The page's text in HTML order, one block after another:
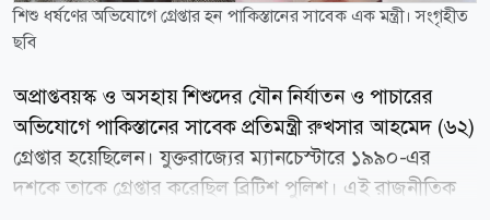
শিশু ধর্ষণের অভিযোগে গ্রেপ্তার হন পাকিস্তানের সাবেক এক মন্ত্রী। সংগৃহীত
ছবি
অপ্রাপ্তবয়স্ক ও অসহায় শিশুদের যৌন নির্যাতন ও পাচারের
অভিযোগে পাকিস্তানের সাবেক প্রতিমন্ত্রী রুখসার আহমেদ (৬২)
গ্রেপ্তার হয়েছিলেন। যুক্তরাজ্যের ম্যানচেস্টারে ১৯৯০-এর
দশকে তাকে গ্রেপ্তার করেছিল ব্রিটিশ পুলিশ। এই রাজনীতিক